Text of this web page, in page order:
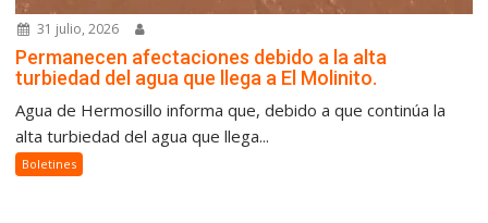
31 julio, 2026
Permanecen afectaciones debido a la alta
turbiedad del agua que llega a El Molinito.
Agua de Hermosillo informa que, debido a que continúa la
alta turbiedad del agua que llega...
Boletines